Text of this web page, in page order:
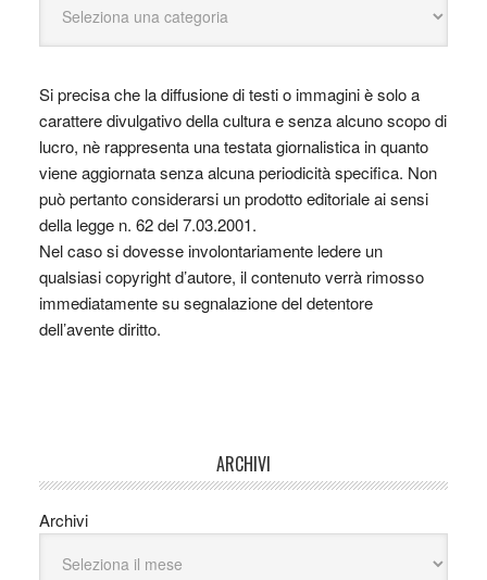
Si precisa che la diffusione di testi o immagini è solo a
carattere divulgativo della cultura e senza alcuno scopo di
lucro, nè rappresenta una testata giornalistica in quanto
viene aggiornata senza alcuna periodicità specifica. Non
può pertanto considerarsi un prodotto editoriale ai sensi
della legge n. 62 del 7.03.2001.
Nel caso si dovesse involontariamente ledere un
qualsiasi copyright d’autore, il contenuto verrà rimosso
immediatamente su segnalazione del detentore
dell’avente diritto.
ARCHIVI
Archivi